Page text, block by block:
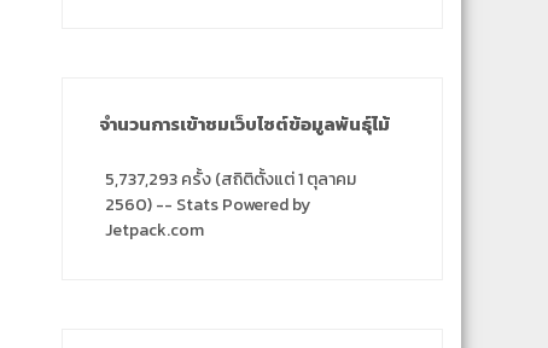
จำนวนการเข้าชมเว็บไซต์ข้อมูลพันธุ์ไม้
5,737,293 ครั้ง (สถิติตั้งแต่ 1 ตุลาคม
2560) -- Stats Powered by
Jetpack.com